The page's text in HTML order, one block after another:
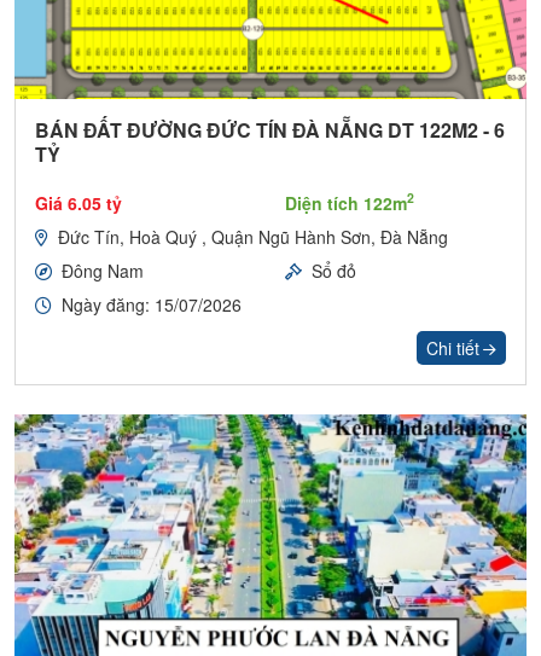
BÁN ĐẤT ĐƯỜNG ĐỨC TÍN ĐÀ NẴNG DT 122M2 - 6
TỶ
Giá 6.05 tỷ Diện tích 122m2
Đức Tín, Hoà Quý , Quận Ngũ Hành Sơn, Đà Nẵng
Đông Nam
Sổ đỏ
Ngày đăng: 15/07/2026
Chi tiết